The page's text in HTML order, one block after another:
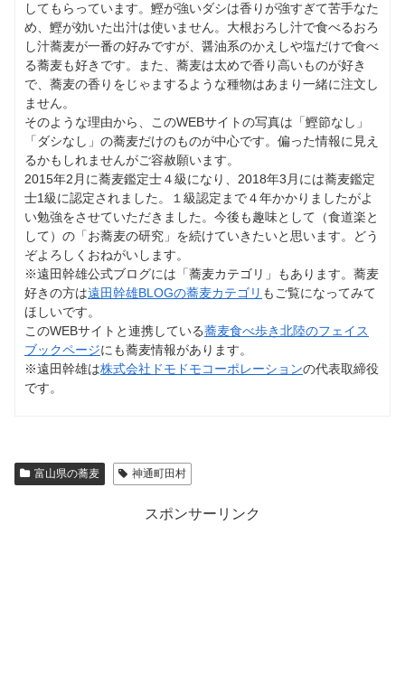
してもらっています。鰹が強いダシは香りが強すぎて苦手なた
め、鰹が効いた出汁は使いません。大根おろし汁で食べるおろ
し汁蕎麦が一番の好みですが、醤油系のかえしや塩だけで食べ
る蕎麦も好きです。また、蕎麦は太めで香り高いものが好き
で、蕎麦の香りをじゃまするような種物はあまり一緒に注文し
ません。
そのような理由から、このWEBサイトの写真は「鰹節なし」
「ダシなし」の蕎麦だけのものが中心です。偏った情報に見え
るかもしれませんがご容赦願います。
2015年2月に蕎麦鑑定士４級になり、2018年3月には蕎麦鑑定
士1級に認定されました。１級認定まで４年かかりましたがよ
い勉強をさせていただきました。今後も趣味として（食道楽と
して）の「お蕎麦の研究」を続けていきたいと思います。どう
ぞよろしくおねがいします。
※遠田幹雄公式ブログには「蕎麦カテゴリ」もあります。蕎麦
好きの方は遠田幹雄BLOGの蕎麦カテゴリ もご覧になってみて
ほしいです。
このWEBサイトと連携している蕎麦食べ歩き北陸のフェイス
ブックページにも蕎麦情報があります。
※遠田幹雄は株式会社ドモドモコーポレーションの代表取締役
です。
富山県の蕎麦 神通町田村
スポンサーリンク